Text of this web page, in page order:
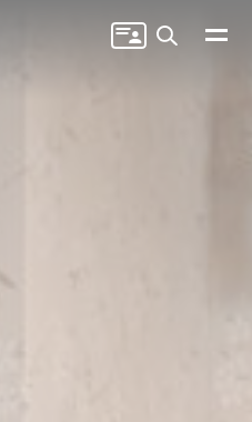
Zoeken